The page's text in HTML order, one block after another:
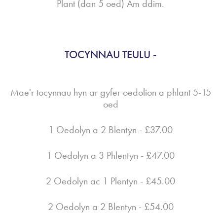
Plant (dan 5 oed) Am ddim.
TOCYNNAU TEULU -
Mae'r tocynnau hyn ar gyfer oedolion a phlant 5-15
oed
1 Oedolyn a 2 Blentyn - £37.00
1 Oedolyn a 3 Phlentyn - £47.00
2 Oedolyn ac 1 Plentyn - £45.00
2 Oedolyn a 2 Blentyn - £54.00